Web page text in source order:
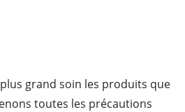
AUTRE
grand soin les produits que
toutes les précautions